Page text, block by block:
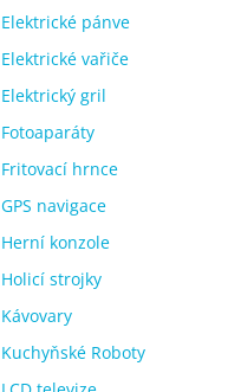
Elektrické pánve
Elektrické vařiče
Elektrický gril
Fotoaparáty
Fritovací hrnce
GPS navigace
Herní konzole
Holicí strojky
Kávovary
Kuchyňské Roboty